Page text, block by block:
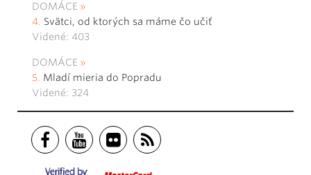
DOMÁCE
Svätci, od ktorých sa máme čo učiť
Videné: 403
DOMÁCE
Mladí mieria do Popradu
Videné: 324